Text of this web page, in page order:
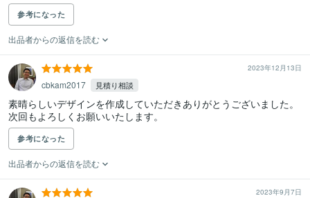
参考になった
出品者からの返信を読む
2023年12月13日
cbkam2017 見積り相談
素晴らしいデザインを作成していただきありがとうございました。
次回もよろしくお願いいたします。
参考になった
出品者からの返信を読む
2023年9月7日